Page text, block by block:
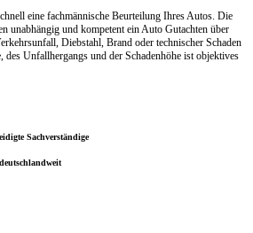
eine fachmännische Beurteilung Ihres Autos. Die
unabhängig und kompetent ein Auto Gutachten über
Diebstahl, Brand oder technischer Schaden
Unfallhergangs und der Schadenhöhe ist objektives
Sachverständige